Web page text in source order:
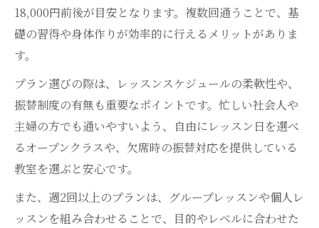
18,000円前後が目安となります。複数回通うことで、基
礎の習得や身体作りが効率的に行えるメリットがありま
す。
プラン選びの際は、レッスンスケジュールの柔軟性や、
振替制度の有無も重要なポイントです。忙しい社会人や
主婦の方でも通いやすいよう、自由にレッスン日を選べ
るオープンクラスや、欠席時の振替対応を提供している
教室を選ぶと安心です。
また、週2回以上のプランは、グループレッスンや個人レ
ッスンを組み合わせることで、目的やレベルに合わせた